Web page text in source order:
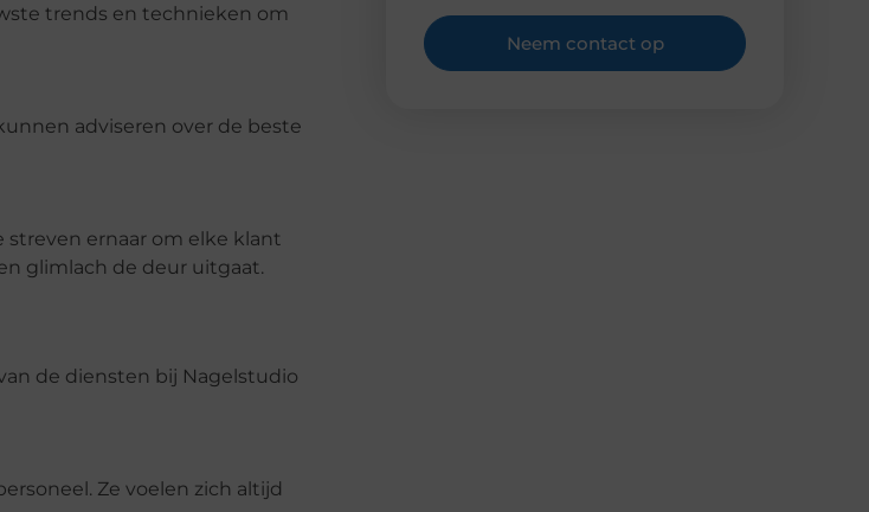
trends en technieken om
adviseren over de beste
ernaar om elke klant
glimlach de deur uitgaat.
de diensten bij Nagelstudio
Ze voelen zich altijd
Neem contact op